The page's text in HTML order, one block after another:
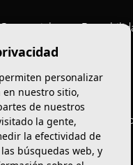
en
Activos Hoteleros en
personalizar
en nuestro sitio,
de nuestros
la gente,
la efectividad de
búsquedas web, y